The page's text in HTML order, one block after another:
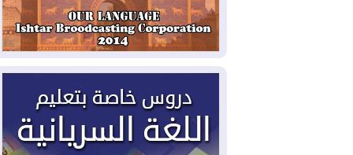
2026-08-06بعد هجومين قرب باب المندب..
تحذيرات من تصعيد يهدد الملاحة في البحر
الأحمر
2026-08-06مئات القاصرين بلا مأوى.. أزمة
سبتة تتصاعد وتضغط على مدريد